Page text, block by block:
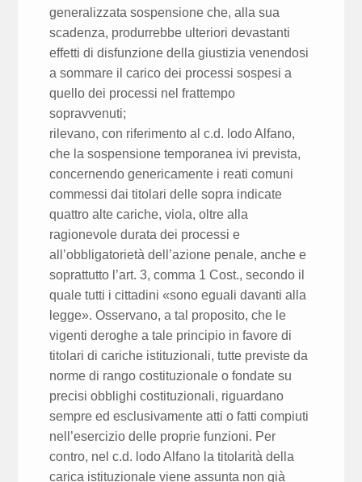
generalizzata sospensione che, alla sua
scadenza, produrrebbe ulteriori devastanti
effetti di disfunzione della giustizia venendosi
a sommare il carico dei processi sospesi a
quello dei processi nel frattempo
sopravvenuti;
rilevano, con riferimento al c.d. lodo Alfano,
che la sospensione temporanea ivi prevista,
concernendo genericamente i reati comuni
commessi dai titolari delle sopra indicate
quattro alte cariche, viola, oltre alla
ragionevole durata dei processi e
all’obbligatorietà dell’azione penale, anche e
soprattutto l’art. 3, comma 1 Cost., secondo il
quale tutti i cittadini «sono eguali davanti alla
legge». Osservano, a tal proposito, che le
vigenti deroghe a tale principio in favore di
titolari di cariche istituzionali, tutte previste da
norme di rango costituzionale o fondate su
precisi obblighi costituzionali, riguardano
sempre ed esclusivamente atti o fatti compiuti
nell’esercizio delle proprie funzioni. Per
contro, nel c.d. lodo Alfano la titolarità della
carica istituzionale viene assunta non già